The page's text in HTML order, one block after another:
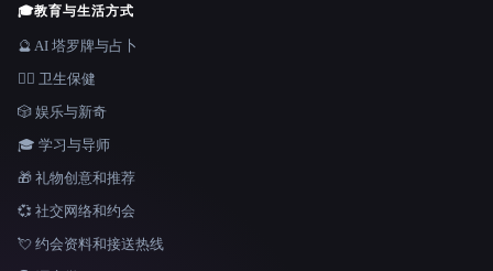
🎓教育与生活方式
🔮 AI 塔罗牌与占卜
👩‍⚕️ 卫生保健
🎲 娱乐与新奇
🎓 学习与导师
🎁 礼物创意和推荐
💞 社交网络和约会
💘 约会资料和接送热线